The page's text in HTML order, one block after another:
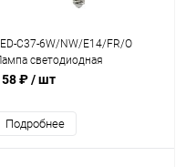
C37-6W/NW/E14/FR/O
светодиодная
"свеча",матовая
₽/ шт
Подробнее